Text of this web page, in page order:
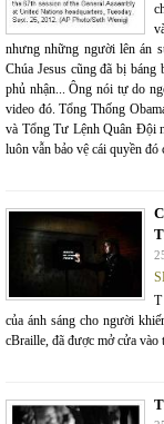
nhưng những người lên án
Chúa Jesus cũng đã bị
phủ nhận... Ông nói tự do
video đó. Tổng Thống
và Tổng Tư Lệnh Quân Đội
luôn vẫn bảo vệ cái quyền đó
T
của ánh sáng cho người
cBraille, đã được mở cửa vào